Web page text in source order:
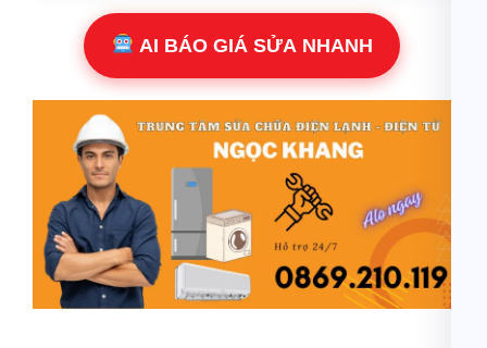
AI BÁO GIÁ SỬA NHANH